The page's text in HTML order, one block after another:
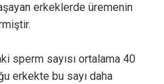
erkeklerde üremenin
sperm sayısı ortalama 40
erkekte bu sayı daha